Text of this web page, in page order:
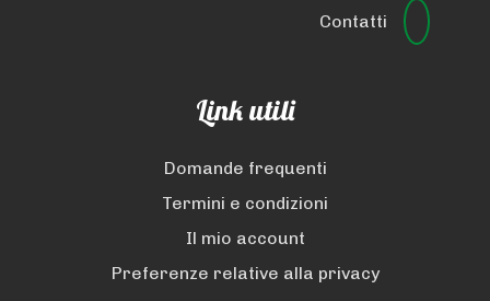
Contatti
Link utili
Domande frequenti
Termini e condizioni
Il mio account
Preferenze relative alla privacy